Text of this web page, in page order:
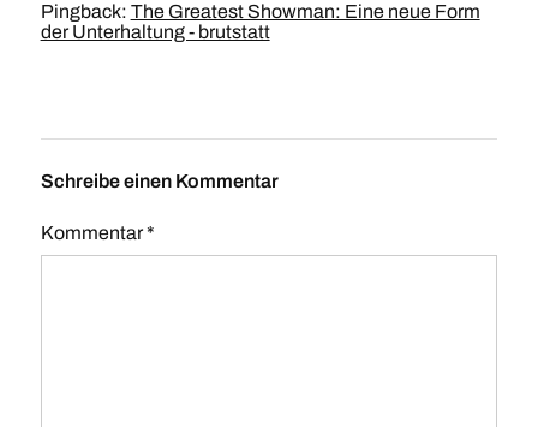
Pingback: The Greatest Showman: Eine neue Form
der Unterhaltung - brutstatt
Schreibe einen Kommentar
Kommentar*